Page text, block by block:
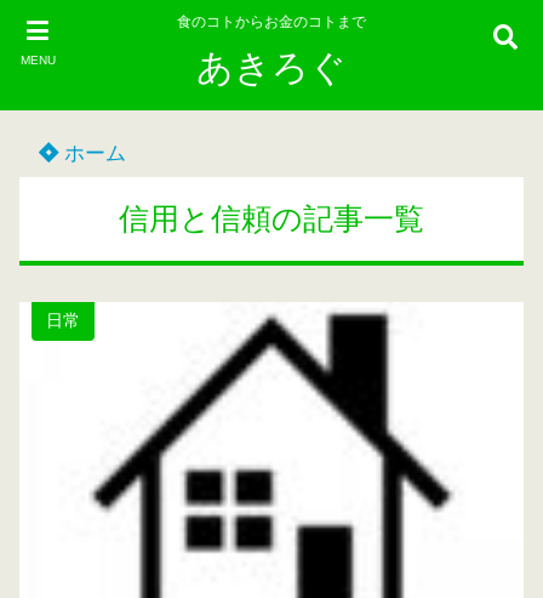
MENU
食のコトからお金のコトまで
あきろぐ
ホーム
信用と信頼の記事一覧
日常